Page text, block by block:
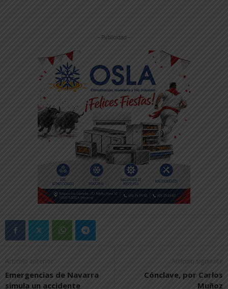
-- Publicidad --
Artículo anterior
Emergencias de Navarra
simula un accidente
Artículo siguiente
Cónclave, por Carlos
Muñoz